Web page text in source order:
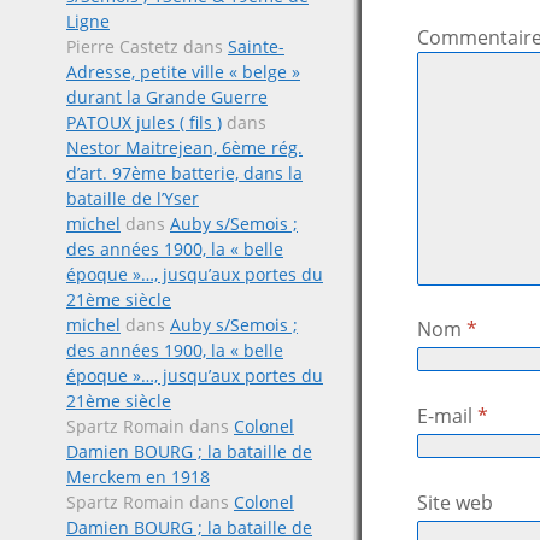
Ligne
Pierre Castetz dans Sainte-
Adresse, petite ville « belge »
durant la Grande Guerre
PATOUX jules ( fils ) dans
Nestor Maitrejean, 6ème rég.
d’art. 97ème batterie, dans la
bataille de l’Yser
michel dans Auby s/Semois ;
des années 1900, la « belle
époque »…, jusqu’aux portes du
21ème siècle
michel dans Auby s/Semois ;
des années 1900, la « belle
époque »…, jusqu’aux portes du
21ème siècle
Spartz Romain dans Colonel
Damien BOURG ; la bataille de
Merckem en 1918
Spartz Romain dans Colonel
Damien BOURG ; la bataille de
Nom*
E-mail*
Site web